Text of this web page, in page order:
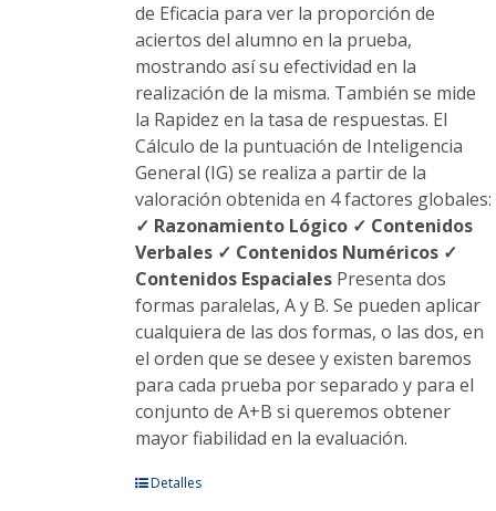
de Eficacia para ver la proporción de
aciertos del alumno en la prueba,
mostrando así su efectividad en la
realización de la misma. También se mide
la Rapidez en la tasa de respuestas. El
Cálculo de la puntuación de Inteligencia
General (IG) se realiza a partir de la
valoración obtenida en 4 factores globales:
✓ Razonamiento Lógico ✓ Contenidos
Verbales ✓ Contenidos Numéricos ✓
Contenidos EspacialesPresenta dos
formas paralelas, A y B. Se pueden aplicar
cualquiera de las dos formas, o las dos, en
el orden que se desee y existen baremos
para cada prueba por separado y para el
conjunto de A+B si queremos obtener
mayor fiabilidad en la evaluación.
EsteDetalles